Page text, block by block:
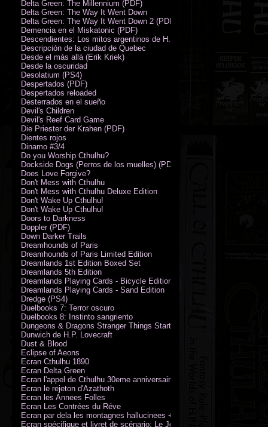
Delta Green: The Millennium (PDF)
Delta Green: The Way It Went Down
Delta Green: The Way It Went Down 2 (PDF)
Demencia en el Miskatonic (PDF)
Descendientes: Los mitos argentinos de H.P. Lovecraft
Descripción de la ciudad de Quebec
Desde el más allá (Erik Kriek)
Desde la oscuridad
Desolatium (PS4)
Despertados (PDF)
Despertados reloaded
Desterrados en el sueño
Devil's Children
Devil's Reef Card Game
Die Priester der Krahen (PDF)
Dientes rojos
Dinamo #3/4
Do you Worship Cthulhu?
Dockside Dogs (Perros de los muelles) (PDF)
Does Love Forgive?
Don't Mess with Cthulhu
Don't Mess with Cthulhu Deluxe Edition
Don't Wake Up Cthulhu!
Don't Wake Up Cthulhu!
Doors to Darkness
Doppler (PDF)
Down Darker Trails
Dreamhounds of Paris
Dreamhounds of Paris Limited Edition
Dreamlands 1st Edition Boxed Set
Dreamlands 5th Edition
Dreamlands Playing Cards - Bicycle Edition
Dreamlands Playing Cards - Sand Edition
Dredge (PS4)
Duelbooks 7: Terror oscuro
Duelbooks 8: Instinto sangriento
Dungeons & Dragons Stranger Things Starter Set
Dunwich de H.P. Lovecraft
Dust & Blood
Eclipse of Aeons
Ecran Cthulhu 1890
Ecran Delta Green
Ecran l'appel de Cthulhu 30eme anniversaire
Ecran le rejeton d'Azathoth
Ecran les Annees Folles
Ecran Les Contrées du Réve
Ecran par dela les montagnes hallucinees + kit d'expedition
Ecran spécifique et livret de scénario: Le Jour de la Bête